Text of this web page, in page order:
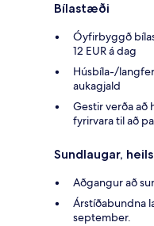
Bílastæði
Óyfirbyggð
12 EUR á dag
Húsbíla-/
aukagjald
Gestir verða að
fyrirvara til að
Sundlaugar,
Aðgangur að
Árstíðabundna
september.